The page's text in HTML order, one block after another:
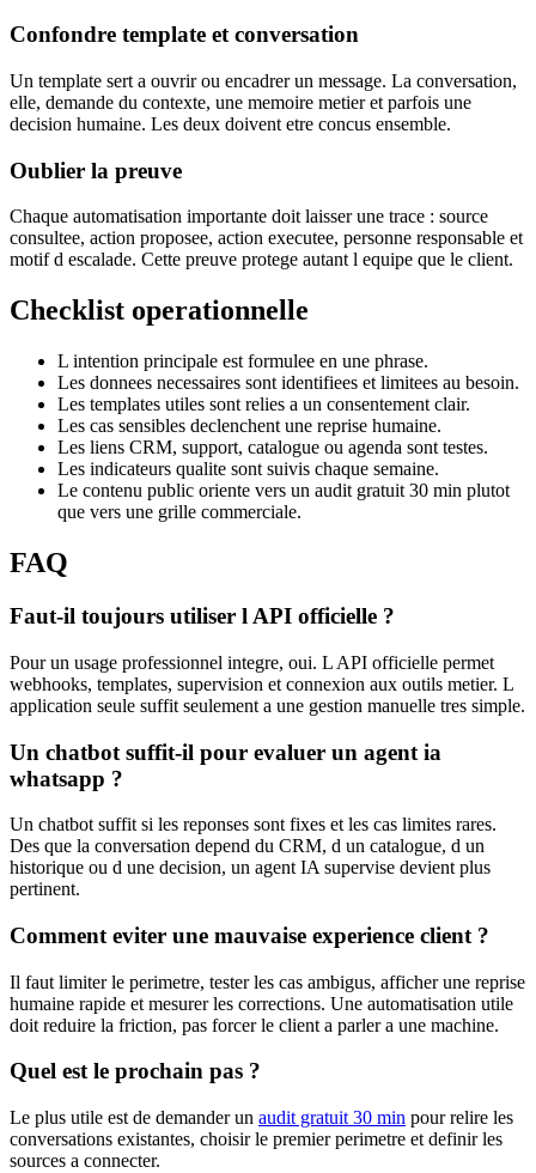
Confondre template et conversation
Un template sert a ouvrir ou encadrer un message. La conversation,
elle, demande du contexte, une memoire metier et parfois une
decision humaine. Les deux doivent etre concus ensemble.
Oublier la preuve
Chaque automatisation importante doit laisser une trace : source
consultee, action proposee, action executee, personne responsable et
motif d escalade. Cette preuve protege autant l equipe que le client.
Checklist operationnelle
L intention principale est formulee en une phrase.
Les donnees necessaires sont identifiees et limitees au besoin.
Les templates utiles sont relies a un consentement clair.
Les cas sensibles declenchent une reprise humaine.
Les liens CRM, support, catalogue ou agenda sont testes.
Les indicateurs qualite sont suivis chaque semaine.
Le contenu public oriente vers un audit gratuit 30 min plutot
que vers une grille commerciale.
FAQ
Faut-il toujours utiliser l API officielle ?
Pour un usage professionnel integre, oui. L API officielle permet
webhooks, templates, supervision et connexion aux outils metier. L
application seule suffit seulement a une gestion manuelle tres simple.
Un chatbot suffit-il pour evaluer un agent ia
whatsapp ?
Un chatbot suffit si les reponses sont fixes et les cas limites rares.
Des que la conversation depend du CRM, d un catalogue, d un
historique ou d une decision, un agent IA supervise devient plus
pertinent.
Comment eviter une mauvaise experience client ?
Il faut limiter le perimetre, tester les cas ambigus, afficher une reprise
humaine rapide et mesurer les corrections. Une automatisation utile
doit reduire la friction, pas forcer le client a parler a une machine.
Quel est le prochain pas ?
Le plus utile est de demander un audit gratuit 30 min pour relire les
conversations existantes, choisir le premier perimetre et definir les
sources a connecter.